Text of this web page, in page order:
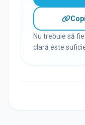
Nu trebuie să
clară este